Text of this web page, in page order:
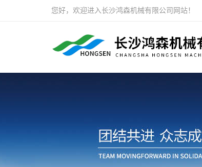
您好，欢迎进入长沙鸿森机械有限公司网站！